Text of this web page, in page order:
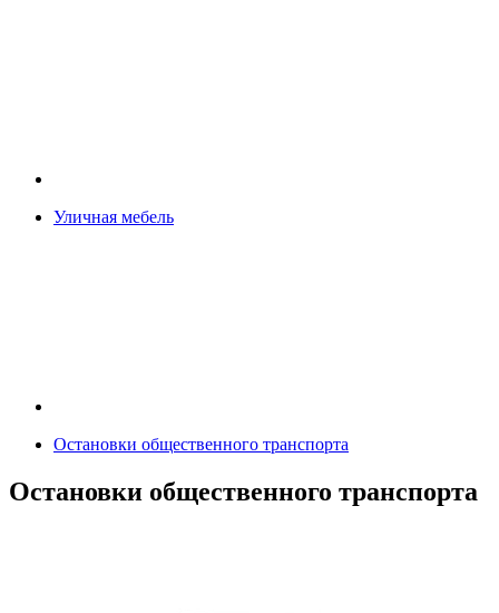
Уличная мебель
Остановки общественного транспорта
Остановки общественного транспорта